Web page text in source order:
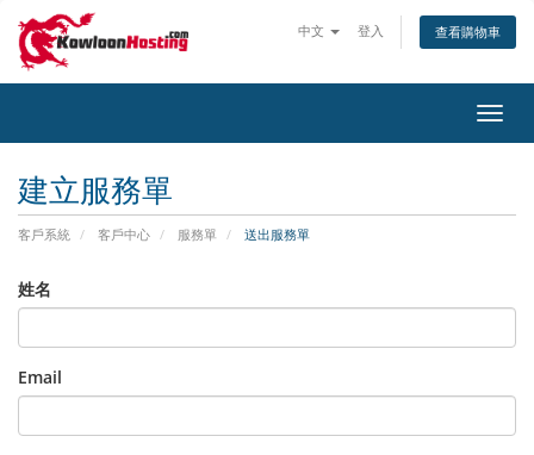
中文 登入 查看購物車
切
換
建立服務單
客戶系統 客戶中心 服務單 送出服務單
姓名
Email